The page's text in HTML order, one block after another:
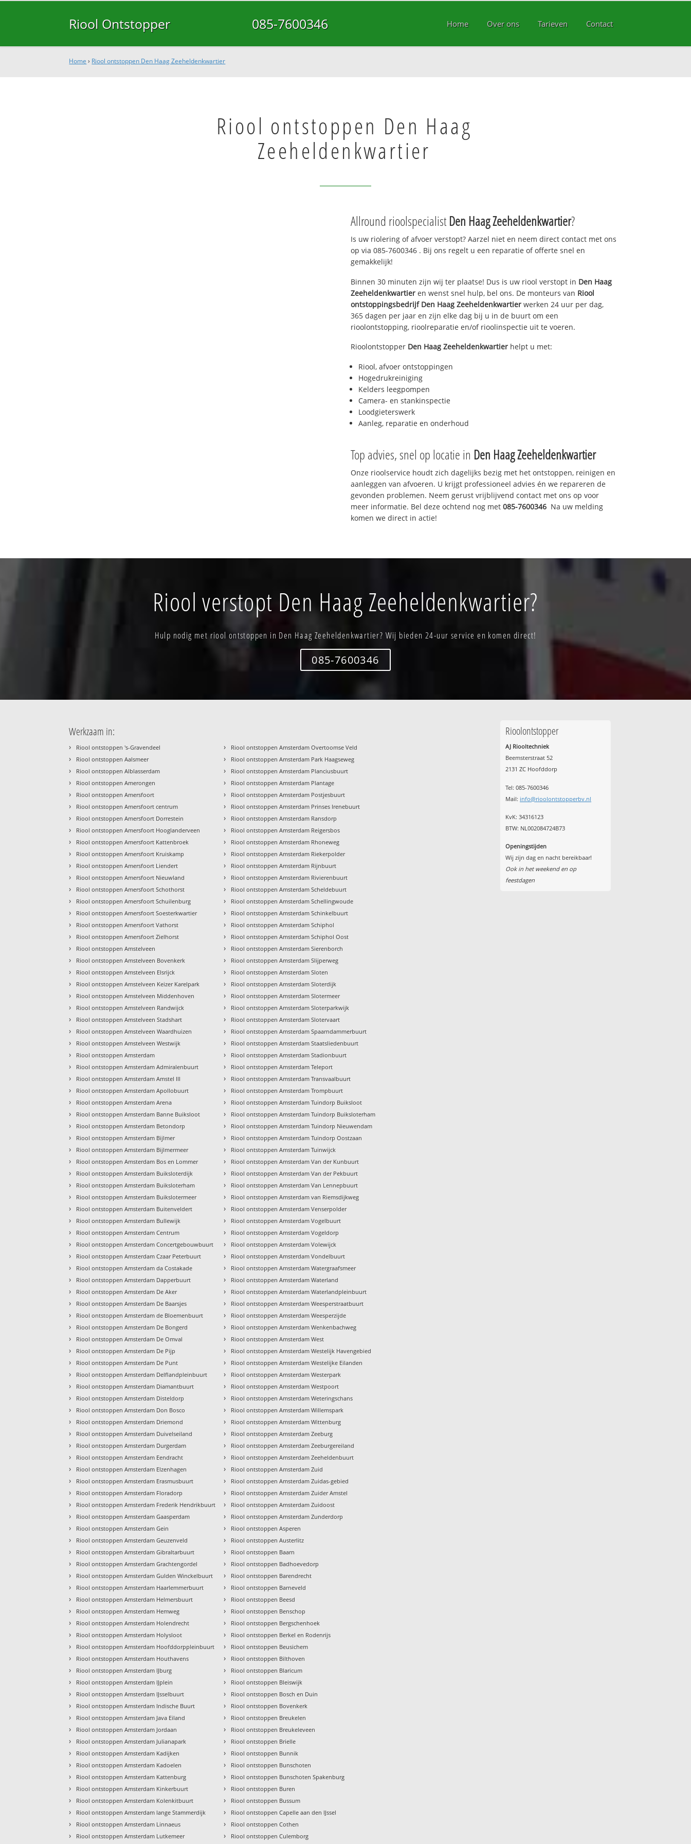
Riool Ontstopper 085-7600346 Home Over ons Tarieven Contact
Home › Riool ontstoppen Den Haag Zeeheldenkwartier
Riool ontstoppen Den Haag
Zeeheldenkwartier
Allround rioolspecialist Den Haag Zeeheldenkwartier?
Is uw riolering of afvoer verstopt? Aarzel niet en neem direct contact met ons
op via 085-7600346 . Bij ons regelt u een reparatie of offerte snel en
gemakkelijk!
Binnen 30 minuten zijn wij ter plaatse! Dus is uw riool verstopt in Den Haag
Zeeheldenkwartier en wenst snel hulp, bel ons. De monteurs van Riool
ontstoppingsbedrijf Den Haag Zeeheldenkwartier werken 24 uur per dag,
365 dagen per jaar en zijn elke dag bij u in de buurt om een
rioolontstopping, rioolreparatie en/of rioolinspectie uit te voeren.
Rioolontstopper Den Haag Zeeheldenkwartier helpt u met:
Riool, afvoer ontstoppingen
Hogedrukreiniging
Kelders leegpompen
Camera- en stankinspectie
Loodgieterswerk
Aanleg, reparatie en onderhoud
Top advies, snel op locatie in Den Haag Zeeheldenkwartier
Onze rioolservice houdt zich dagelijks bezig met het ontstoppen, reinigen en
aanleggen van afvoeren. U krijgt professioneel advies én we repareren de
gevonden problemen. Neem gerust vrijblijvend contact met ons op voor
meer informatie. Bel deze ochtend nog met 085-7600346 Na uw melding
komen we direct in actie!
Riool verstopt Den Haag Zeeheldenkwartier?
Hulp nodig met riool ontstoppen in Den Haag Zeeheldenkwartier? Wij bieden 24-uur service en komen direct!
085-7600346
Werkzaam in:
› Riool ontstoppen 's-Gravendeel
› Riool ontstoppen Aalsmeer
› Riool ontstoppen Alblasserdam
› Riool ontstoppen Amerongen
› Riool ontstoppen Amersfoort
› Riool ontstoppen Amersfoort centrum
› Riool ontstoppen Amersfoort Dorrestein
› Riool ontstoppen Amersfoort Hooglanderveen
› Riool ontstoppen Amersfoort Kattenbroek
› Riool ontstoppen Amersfoort Kruiskamp
› Riool ontstoppen Amersfoort Liendert
› Riool ontstoppen Amersfoort Nieuwland
› Riool ontstoppen Amersfoort Schothorst
› Riool ontstoppen Amersfoort Schuilenburg
› Riool ontstoppen Amersfoort Soesterkwartier
› Riool ontstoppen Amersfoort Vathorst
› Riool ontstoppen Amersfoort Zielhorst
› Riool ontstoppen Amstelveen
› Riool ontstoppen Amstelveen Bovenkerk
› Riool ontstoppen Amstelveen Elsrijck
› Riool ontstoppen Amstelveen Keizer Karelpark
› Riool ontstoppen Amstelveen Middenhoven
› Riool ontstoppen Amstelveen Randwijck
› Riool ontstoppen Amstelveen Stadshart
› Riool ontstoppen Amstelveen Waardhuizen
› Riool ontstoppen Amstelveen Westwijk
› Riool ontstoppen Amsterdam
› Riool ontstoppen Amsterdam Admiralenbuurt
› Riool ontstoppen Amsterdam Amstel III
› Riool ontstoppen Amsterdam Apollobuurt
› Riool ontstoppen Amsterdam Arena
› Riool ontstoppen Amsterdam Banne Buiksloot
› Riool ontstoppen Amsterdam Betondorp
› Riool ontstoppen Amsterdam Bijlmer
› Riool ontstoppen Amsterdam Bijlmermeer
› Riool ontstoppen Amsterdam Bos en Lommer
› Riool ontstoppen Amsterdam Buiksloterdijk
› Riool ontstoppen Amsterdam Buiksloterham
› Riool ontstoppen Amsterdam Buikslotermeer
› Riool ontstoppen Amsterdam Buitenveldert
› Riool ontstoppen Amsterdam Bullewijk
› Riool ontstoppen Amsterdam Centrum
› Riool ontstoppen Amsterdam Concertgebouwbuurt
› Riool ontstoppen Amsterdam Czaar Peterbuurt
› Riool ontstoppen Amsterdam da Costakade
› Riool ontstoppen Amsterdam Dapperbuurt
› Riool ontstoppen Amsterdam De Aker
› Riool ontstoppen Amsterdam De Baarsjes
› Riool ontstoppen Amsterdam de Bloemenbuurt
› Riool ontstoppen Amsterdam De Bongerd
› Riool ontstoppen Amsterdam De Omval
› Riool ontstoppen Amsterdam De Pijp
› Riool ontstoppen Amsterdam De Punt
› Riool ontstoppen Amsterdam Delflandpleinbuurt
› Riool ontstoppen Amsterdam Diamantbuurt
› Riool ontstoppen Amsterdam Disteldorp
› Riool ontstoppen Amsterdam Don Bosco
› Riool ontstoppen Amsterdam Driemond
› Riool ontstoppen Amsterdam Duivelseiland
› Riool ontstoppen Amsterdam Durgerdam
› Riool ontstoppen Amsterdam Eendracht
› Riool ontstoppen Amsterdam Elzenhagen
› Riool ontstoppen Amsterdam Erasmusbuurt
› Riool ontstoppen Amsterdam Floradorp
› Riool ontstoppen Amsterdam Frederik Hendrikbuurt
› Riool ontstoppen Amsterdam Gaasperdam
› Riool ontstoppen Amsterdam Gein
› Riool ontstoppen Amsterdam Geuzenveld
› Riool ontstoppen Amsterdam Gibraltarbuurt
› Riool ontstoppen Amsterdam Grachtengordel
› Riool ontstoppen Amsterdam Gulden Winckelbuurt
› Riool ontstoppen Amsterdam Haarlemmerbuurt
› Riool ontstoppen Amsterdam Helmersbuurt
› Riool ontstoppen Amsterdam Hemweg
› Riool ontstoppen Amsterdam Holendrecht
› Riool ontstoppen Amsterdam Holysloot
› Riool ontstoppen Amsterdam Hoofddorppleinbuurt
› Riool ontstoppen Amsterdam Houthavens
› Riool ontstoppen Amsterdam IJburg
› Riool ontstoppen Amsterdam IJplein
› Riool ontstoppen Amsterdam IJsselbuurt
› Riool ontstoppen Amsterdam Indische Buurt
› Riool ontstoppen Amsterdam Java Eiland
› Riool ontstoppen Amsterdam Jordaan
› Riool ontstoppen Amsterdam Julianapark
› Riool ontstoppen Amsterdam Kadijken
› Riool ontstoppen Amsterdam Kadoelen
› Riool ontstoppen Amsterdam Kattenburg
› Riool ontstoppen Amsterdam Kinkerbuurt
› Riool ontstoppen Amsterdam Kolenkitbuurt
› Riool ontstoppen Amsterdam lange Stammerdijk
› Riool ontstoppen Amsterdam Linnaeus
› Riool ontstoppen Amsterdam Lutkemeer
› Riool ontstoppen Amsterdam Overtoomse Veld
› Riool ontstoppen Amsterdam Park Haagseweg
› Riool ontstoppen Amsterdam Planciusbuurt
› Riool ontstoppen Amsterdam Plantage
› Riool ontstoppen Amsterdam Postjesbuurt
› Riool ontstoppen Amsterdam Prinses Irenebuurt
› Riool ontstoppen Amsterdam Ransdorp
› Riool ontstoppen Amsterdam Reigersbos
› Riool ontstoppen Amsterdam Rhoneweg
› Riool ontstoppen Amsterdam Riekerpolder
› Riool ontstoppen Amsterdam Rijnbuurt
› Riool ontstoppen Amsterdam Rivierenbuurt
› Riool ontstoppen Amsterdam Scheldebuurt
› Riool ontstoppen Amsterdam Schellingwoude
› Riool ontstoppen Amsterdam Schinkelbuurt
› Riool ontstoppen Amsterdam Schiphol
› Riool ontstoppen Amsterdam Schiphol Oost
› Riool ontstoppen Amsterdam Sierenborch
› Riool ontstoppen Amsterdam Slijperweg
› Riool ontstoppen Amsterdam Sloten
› Riool ontstoppen Amsterdam Sloterdijk
› Riool ontstoppen Amsterdam Slotermeer
› Riool ontstoppen Amsterdam Sloterparkwijk
› Riool ontstoppen Amsterdam Slotervaart
› Riool ontstoppen Amsterdam Spaarndammerbuurt
› Riool ontstoppen Amsterdam Staatsliedenbuurt
› Riool ontstoppen Amsterdam Stadionbuurt
› Riool ontstoppen Amsterdam Teleport
› Riool ontstoppen Amsterdam Transvaalbuurt
› Riool ontstoppen Amsterdam Trompbuurt
› Riool ontstoppen Amsterdam Tuindorp Buiksloot
› Riool ontstoppen Amsterdam Tuindorp Buiksloterham
› Riool ontstoppen Amsterdam Tuindorp Nieuwendam
› Riool ontstoppen Amsterdam Tuindorp Oostzaan
› Riool ontstoppen Amsterdam Tuinwijck
› Riool ontstoppen Amsterdam Van der Kunbuurt
› Riool ontstoppen Amsterdam Van der Pekbuurt
› Riool ontstoppen Amsterdam Van Lennepbuurt
› Riool ontstoppen Amsterdam van Riemsdijkweg
› Riool ontstoppen Amsterdam Venserpolder
› Riool ontstoppen Amsterdam Vogelbuurt
› Riool ontstoppen Amsterdam Vogeldorp
› Riool ontstoppen Amsterdam Volewijck
› Riool ontstoppen Amsterdam Vondelbuurt
› Riool ontstoppen Amsterdam Watergraafsmeer
› Riool ontstoppen Amsterdam Waterland
› Riool ontstoppen Amsterdam Waterlandpleinbuurt
› Riool ontstoppen Amsterdam Weesperstraatbuurt
› Riool ontstoppen Amsterdam Weesperzijde
› Riool ontstoppen Amsterdam Wenkenbachweg
› Riool ontstoppen Amsterdam West
› Riool ontstoppen Amsterdam Westelijk Havengebied
› Riool ontstoppen Amsterdam Westelijke Eilanden
› Riool ontstoppen Amsterdam Westerpark
› Riool ontstoppen Amsterdam Westpoort
› Riool ontstoppen Amsterdam Weteringschans
› Riool ontstoppen Amsterdam Willemspark
› Riool ontstoppen Amsterdam Wittenburg
› Riool ontstoppen Amsterdam Zeeburg
› Riool ontstoppen Amsterdam Zeeburgereiland
› Riool ontstoppen Amsterdam Zeeheldenbuurt
› Riool ontstoppen Amsterdam Zuid
› Riool ontstoppen Amsterdam Zuidas-gebied
› Riool ontstoppen Amsterdam Zuider Amstel
› Riool ontstoppen Amsterdam Zuidoost
› Riool ontstoppen Amsterdam Zunderdorp
› Riool ontstoppen Asperen
› Riool ontstoppen Austerlitz
› Riool ontstoppen Baarn
› Riool ontstoppen Badhoevedorp
› Riool ontstoppen Barendrecht
› Riool ontstoppen Barneveld
› Riool ontstoppen Beesd
› Riool ontstoppen Benschop
› Riool ontstoppen Bergschenhoek
› Riool ontstoppen Berkel en Rodenrijs
› Riool ontstoppen Beusichem
› Riool ontstoppen Bilthoven
› Riool ontstoppen Blaricum
› Riool ontstoppen Bleiswijk
› Riool ontstoppen Bosch en Duin
› Riool ontstoppen Bovenkerk
› Riool ontstoppen Breukelen
› Riool ontstoppen Breukeleveen
› Riool ontstoppen Brielle
› Riool ontstoppen Bunnik
› Riool ontstoppen Bunschoten
› Riool ontstoppen Bunschoten Spakenburg
› Riool ontstoppen Buren
› Riool ontstoppen Bussum
› Riool ontstoppen Capelle aan den IJssel
› Riool ontstoppen Cothen
› Riool ontstoppen Culemborg
Rioolontstopper
AJ Riooltechniek
Beemsterstraat 52
2131 ZC Hoofddorp
Tel:085-7600346
Mail: info@rioolontstopperbv.nl
KvK: 34316123
BTW: NL002084724B73
Openingstijden
Wij zijn dag en nacht bereikbaar!
Ook in het weekend en op
feestdagen